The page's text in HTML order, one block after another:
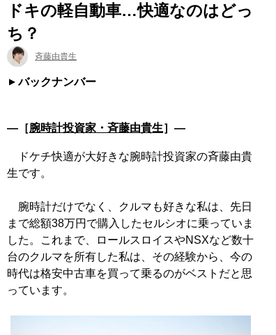
ドキの軽自動車…快適なのはどっ
ち？
斉藤由貴生
バックナンバー
―［腕時計投資家・斉藤由貴生］―
ドケチ快適が大好きな腕時計投資家の斉藤由貴
生です。
腕時計だけでなく、クルマも好きな私は、先日
まで総額38万円で購入したセルシオに乗っていま
した。これまで、ロールスロイスやNSXなど数十
台のクルマを所有した私は、その経験から、今の
時代は格安中古車を買って乗るのがベストだと思
っています。